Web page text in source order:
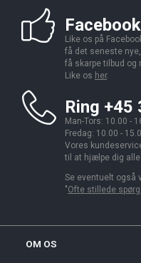
Facebook
Like os på
få det seneste
få skarpe tilbud og
Like os her.
Ring +45
Man-Tors: 10.00 -
Fredag: 10.00 -
Vores
til at hjælpe dig alle
Se eventuelt også
"Ofte stillede
OM OS